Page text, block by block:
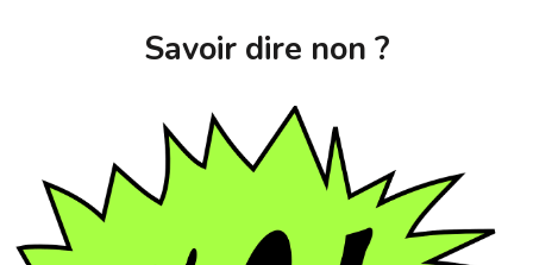
Savoir dire non ?